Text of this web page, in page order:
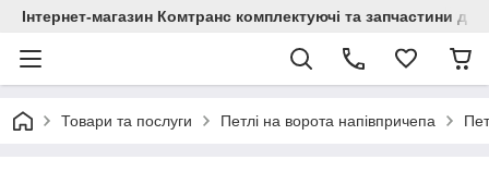
Інтернет-магазин Комтранс комплектуючі та запчастини
Товари та послуги Петлі на ворота напівпричепа